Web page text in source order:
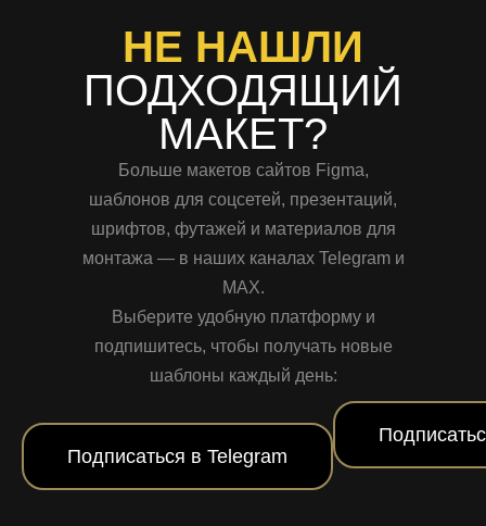
НЕ НАШЛИ
ПОДХОДЯЩИЙ
МАКЕТ?
Больше макетов сайтов Figma,
шаблонов для соцсетей, презентаций,
шрифтов, футажей и материалов для
монтажа — в наших каналах Telegram и
MAX.
Выберите удобную платформу и
подпишитесь, чтобы получать новые
шаблоны каждый день:
Подписаться в Telegram